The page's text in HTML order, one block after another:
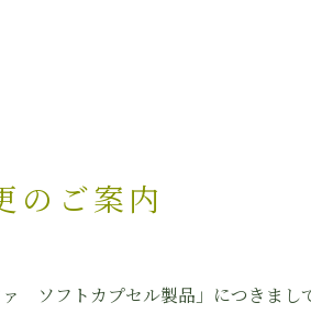
のご案内
ソフトカプセル製品」につきま